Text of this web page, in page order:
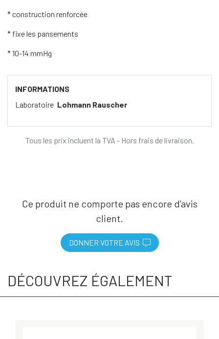
* construction renforcée
* fixe les pansements
* 10-14 mmHg
INFORMATIONS
Laboratoire Lohmann Rauscher
Tous les prix incluent la TVA - Hors frais de livraison.
Ce produit ne comporte pas encore d’avis
client.
DONNER VOTRE AVIS
DÉCOUVREZ ÉGALEMENT